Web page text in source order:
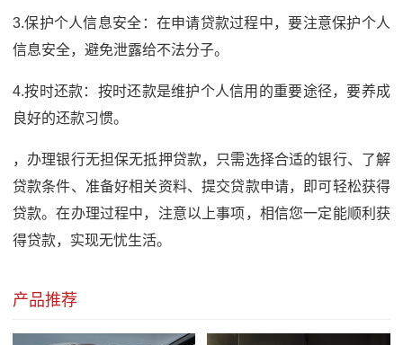
3.保护个人信息安全：在申请贷款过程中，要注意保护个人
信息安全，避免泄露给不法分子。
4.按时还款：按时还款是维护个人信用的重要途径，要养成
良好的还款习惯。
，办理银行无担保无抵押贷款，只需选择合适的银行、了解
贷款条件、准备好相关资料、提交贷款申请，即可轻松获得
贷款。在办理过程中，注意以上事项，相信您一定能顺利获
得贷款，实现无忧生活。
产品推荐